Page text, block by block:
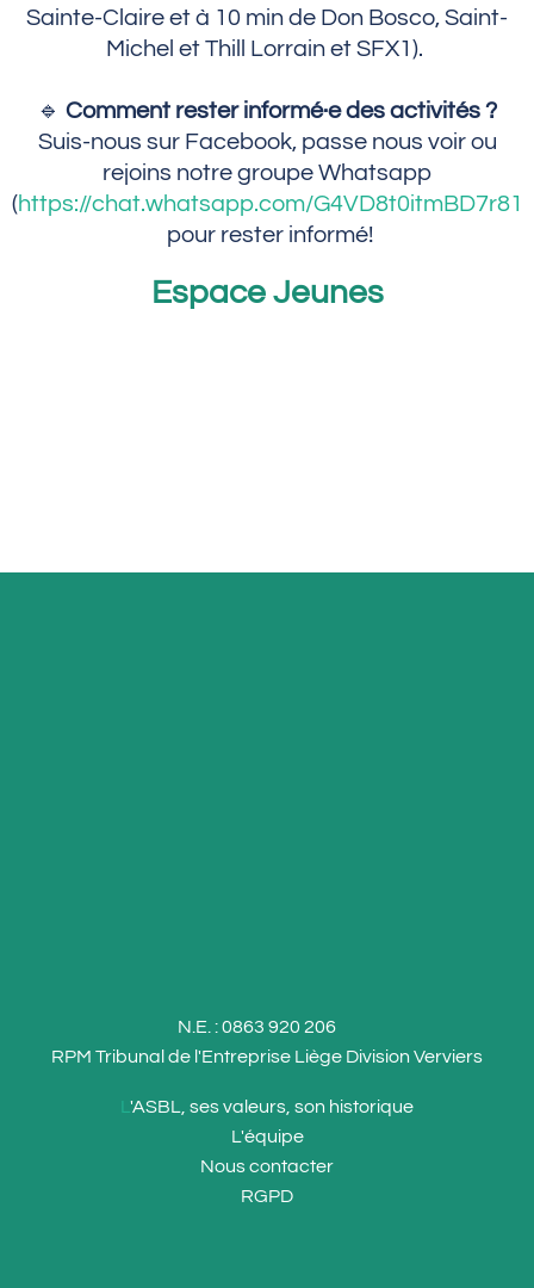
Sainte-Claire et à 10 min de Don Bosco, Saint-
Michel et Thill Lorrain et SFX1).
🔹 Comment rester informé·e des activités ?
Suis-nous sur Facebook, passe nous voir ou
rejoins notre groupe Whatsapp
(https://chat.whatsapp.com/
pour rester informé!
Espace Jeunes
N.E. : 0863 920 206
RPM Tribunal de l'Entreprise Liège Division Verviers
L 'ASBL, ses valeurs, son historique
L'équipe
Nouscontacter
RGPD